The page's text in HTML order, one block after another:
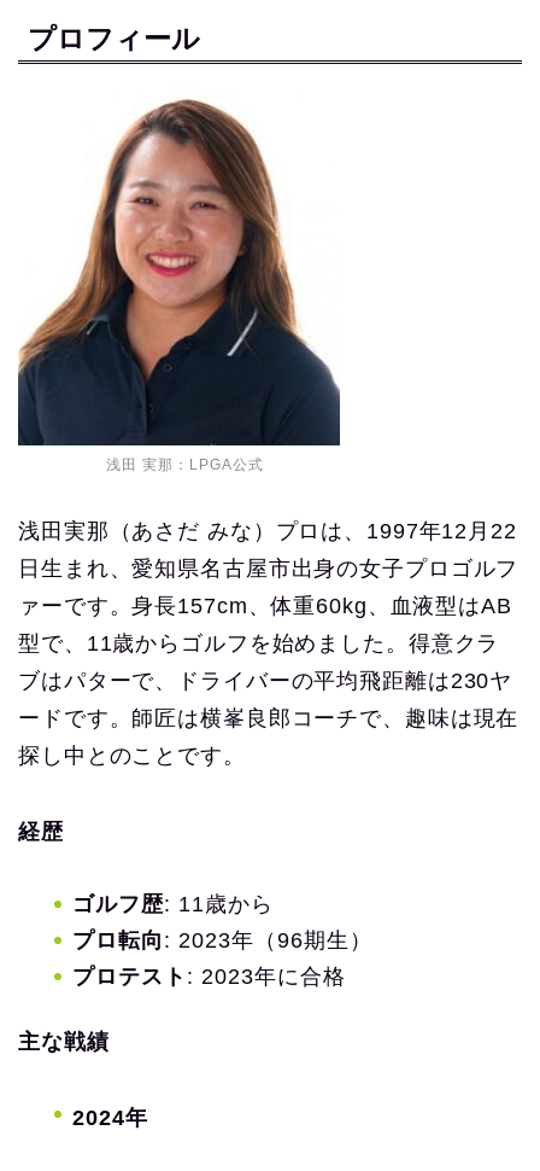
プロフィール
浅田 実那：LPGA公式
浅田実那（あさだ みな）プロは、1997年12月22
日生まれ、愛知県名古屋市出身の女子プロゴルフ
ァーです。身長157cm、体重60kg、血液型はAB
型で、11歳からゴルフを始めました。得意クラ
ブはパターで、ドライバーの平均飛距離は230ヤ
ードです。師匠は横峯良郎コーチで、趣味は現在
探し中とのことです。
経歴
ゴルフ歴: 11歳から
プロ転向 : 2023年（96期生）
プロテスト : 2023年に合格
主な戦績
2024年